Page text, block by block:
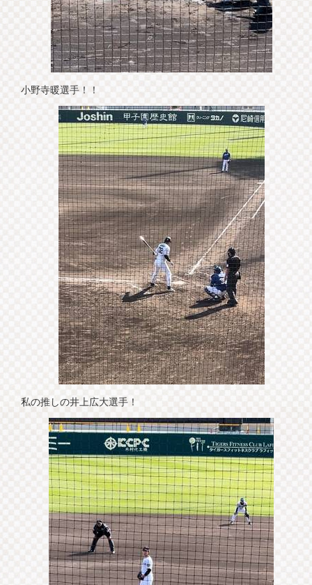
小野寺暖選手！！
私の推しの井上広大選手！